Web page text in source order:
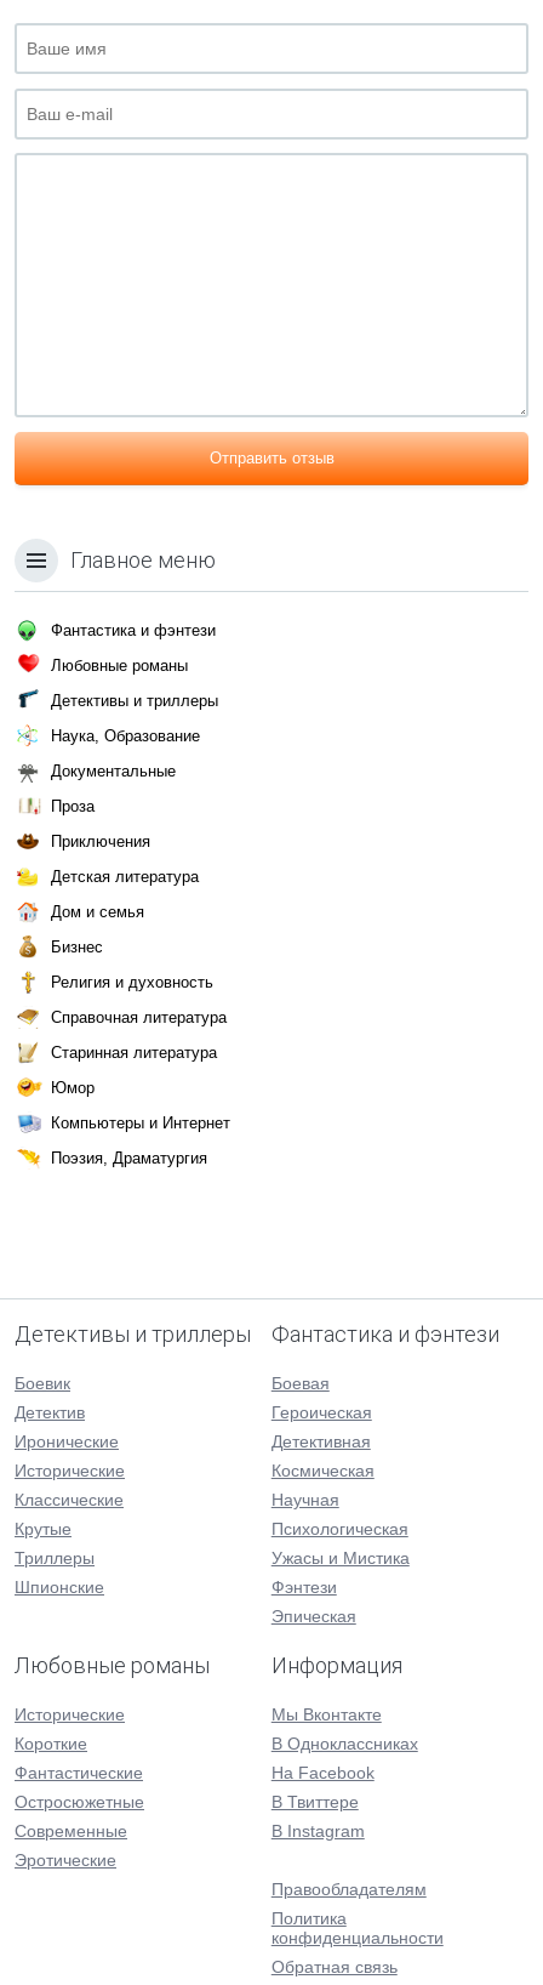
Отправить отзыв
Главное меню
Фантастика и фэнтези
Любовные романы
Детективы и триллеры
Наука, Образование
Документальные
Проза
Приключения
Детская литература
Дом и семья
Бизнес
Религия и духовность
Справочная литература
Старинная литература
Юмор
Компьютеры и Интернет
Поэзия, Драматургия
Детективы и триллеры
Боевик
Детектив
Иронические
Исторические
Классические
Крутые
Триллеры
Шпионские
Фантастика и фэнтези
Боевая
Героическая
Детективная
Космическая
Научная
Психологическая
Ужасы и Мистика
Фэнтези
Эпическая
Любовные романы
Исторические
Короткие
Фантастические
Остросюжетные
Современные
Эротические
Информация
Мы Вконтакте
В Одноклассниках
На Facebook
В Твиттере
В Instagram
Правообладателям
Политика
конфиденциальности
Обратная связь